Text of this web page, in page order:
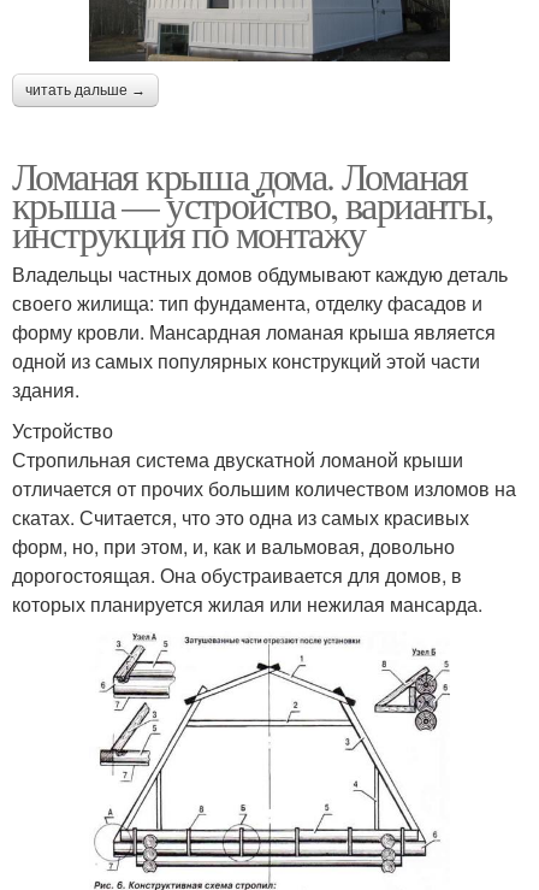
читать дальше →
Ломаная крыша дома. Ломаная
крыша — устройство, варианты,
инструкция по монтажу
Владельцы частных домов обдумывают каждую деталь
своего жилища: тип фундамента, отделку фасадов и
форму кровли. Мансардная ломаная крыша является
одной из самых популярных конструкций этой части
здания.
Устройство
Стропильная система двускатной ломаной крыши
отличается от прочих большим количеством изломов на
скатах. Считается, что это одна из самых красивых
форм, но, при этом, и, как и вальмовая, довольно
дорогостоящая. Она обустраивается для домов, в
которых планируется жилая или нежилая мансарда.